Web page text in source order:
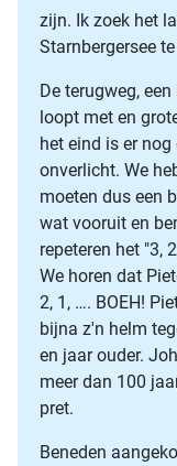
zijn. Ik zoek het
Starnbergersee
De terugweg,
loopt met en
het eind is er
onverlicht. We
moeten dus een
wat vooruit en
repeteren het "3,
We horen dat
2, 1, …. BOEH!
bijna z'n helm
en jaar ouder.
meer dan 100
pret.
Beneden